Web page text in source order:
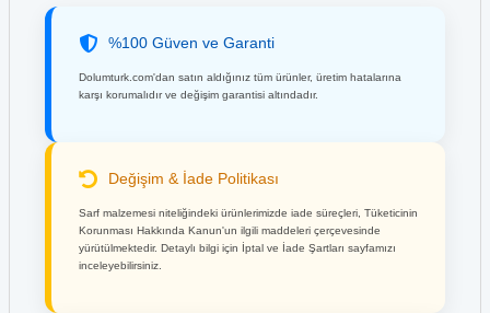
%100 Güven ve Garanti
Dolumturk.com'dan satın aldığınız tüm ürünler, üretim hatalarına
karşı korumalıdır ve değişim garantisi altındadır.
Değişim & İade Politikası
Sarf malzemesi niteliğindeki ürünlerimizde iade süreçleri, Tüketicinin
Korunması Hakkında Kanun'un ilgili maddeleri çerçevesinde
yürütülmektedir. Detaylı bilgi için İptal ve İade Şartları sayfamızı
inceleyebilirsiniz.